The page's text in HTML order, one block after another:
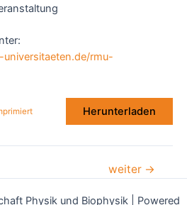
rmu-
Herunterladen
weiter →
Physik und Biophysik | Powered